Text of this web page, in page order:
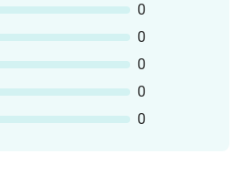
0
0
0
0
0